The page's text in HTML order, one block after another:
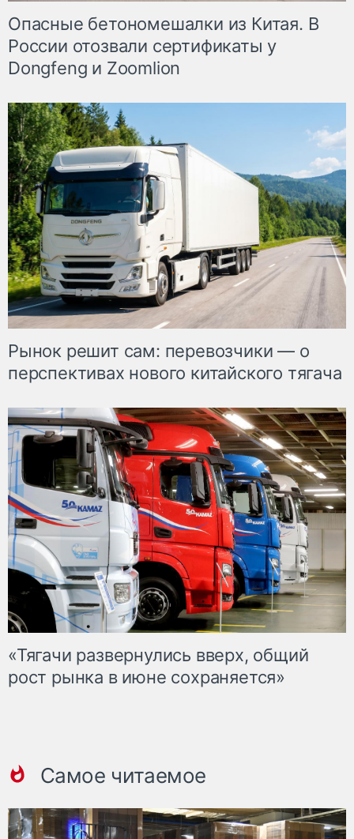
Опасные бетономешалки из Китая. В
России отозвали сертификаты у
Dongfeng и Zoomlion
Рынок решит сам: перевозчики — о
перспективах нового китайского тягача
«Тягачи развернулись вверх, общий
рост рынка в июне сохраняется»
Самое читаемое